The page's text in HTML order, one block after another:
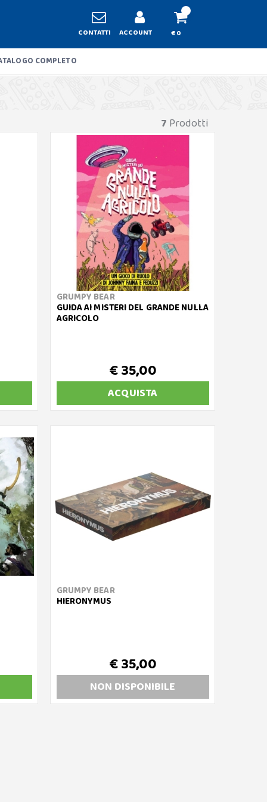
CONTATTI ACCOUNT € 0
COMPLETO
7 Prodotti
GRUMPY BEAR
GUIDA AI MISTERI DEL GRANDE NULLA
AGRICOLO
€ 35,00
ACQUISTA
GRUMPY BEAR
HIERONYMUS
€ 35,00
NON DISPONIBILE